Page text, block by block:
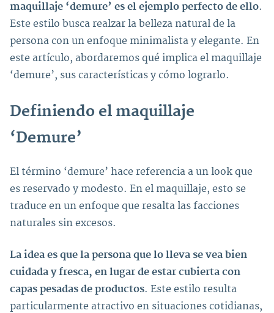
maquillaje ‘demure’ es el ejemplo perfecto de ello.
Este estilo busca realzar la belleza natural de la
persona con un enfoque minimalista y elegante. En
este artículo, abordaremos qué implica el maquillaje
‘demure’, sus características y cómo lograrlo.
Definiendo el maquillaje
‘Demure’
El término ‘demure’ hace referencia a un look que
es reservado y modesto. En el maquillaje, esto se
traduce en un enfoque que resalta las facciones
naturales sin excesos.
La idea es que la persona que lo lleva se vea bien
cuidada y fresca, en lugar de estar cubierta con
capas pesadas de productos. Este estilo resulta
particularmente atractivo en situaciones cotidianas,